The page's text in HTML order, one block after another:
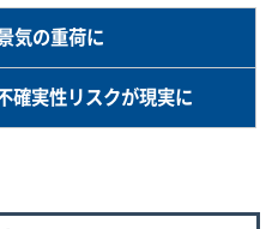
気の重荷に
確実性リスクが現実に